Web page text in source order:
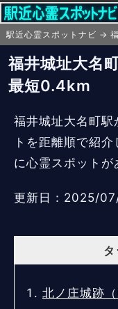
駅近心霊スポットナビ
福井城址大名
最短0.4km
福井城址大名町
トを距離順で紹
に心霊スポットが
更新日：2025/
北ノ庄城跡